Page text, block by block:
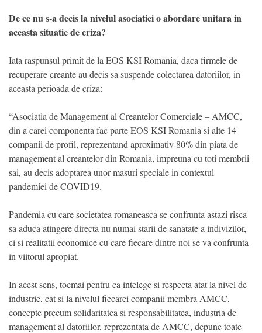
De ce nu s-a decis la nivelul asociatiei o abordare unitara in
aceasta situatie de criza?
Iata raspunsul primit de la EOS KSI Romania, daca firmele de
recuperare creante au decis sa suspende colectarea datoriilor, in
aceasta perioada de criza:
“Asociatia de Management al Creantelor Comerciale – AMCC,
din a carei componenta fac parte EOS KSI Romania si alte 14
companii de profil, reprezentand aproximativ 80% din piata de
management al creantelor din Romania, impreuna cu toti membrii
sai, au decis adoptarea unor masuri speciale in contextul
pandemiei de COVID19.
Pandemia cu care societatea romaneasca se confrunta astazi risca
sa aduca atingere directa nu numai starii de sanatate a indivizilor,
ci si realitatii economice cu care fiecare dintre noi se va confrunta
in viitorul apropiat.
In acest sens, tocmai pentru ca intelege si respecta atat la nivel de
industrie, cat si la nivelul fiecarei companii membra AMCC,
concepte precum solidaritatea si responsabilitatea, industria de
management al datoriilor, reprezentata de AMCC, depune toate